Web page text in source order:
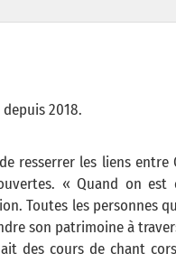
2018.
resserrer les liens entre
« Quand on
Toutes les personnes
son patrimoine à
des cours de chant